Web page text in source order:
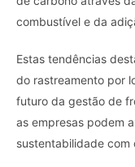
combustível e da
Estas tendências
do rastreamento por
futuro da gestão de
as empresas podem
sustentabilidade com